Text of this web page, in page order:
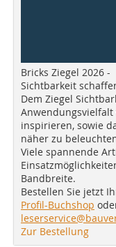
Bricks Ziegel 2026 -
Sichtbarkeit
Dem Ziegel
inspirieren, sowie
näher zu
Viele spannende
Bandbreite.
Bestellen Sie jetzt
Profil-Buchshop
Zur Bestellung